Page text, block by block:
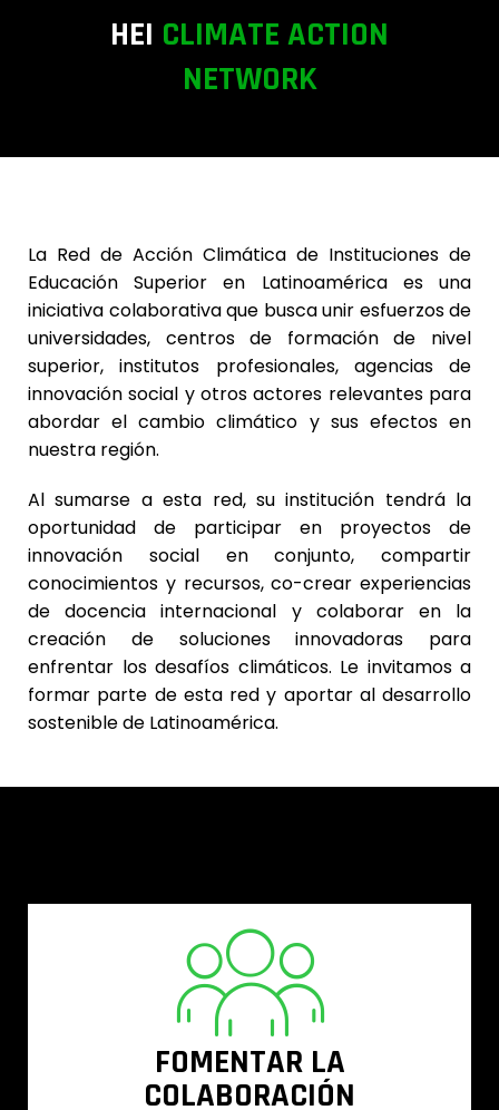
HEI CLIMATE ACTION
NETWORK
La Red de Acción Climática de Instituciones de
Educación Superior en Latinoamérica es una
iniciativa colaborativa que busca unir esfuerzos de
universidades, centros de formación de nivel
superior, institutos profesionales, agencias de
innovación social y otros actores relevantes para
abordar el cambio climático y sus efectos en
nuestra región.
Al sumarse a esta red, su institución tendrá la
oportunidad de participar en proyectos de
innovación social en conjunto, compartir
conocimientos y recursos, co-crear experiencias
de docencia internacional y colaborar en la
creación de soluciones innovadoras para
enfrentar los desafíos climáticos. Le invitamos a
formar parte de esta red y aportar al desarrollo
sostenible de Latinoamérica.
FOMENTAR LA
COLABORACIÓN